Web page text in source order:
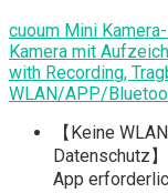
cuoum Mini
Kamera mit
with Recording,
WLAN/APP/
【Keine
Datenschutz
App